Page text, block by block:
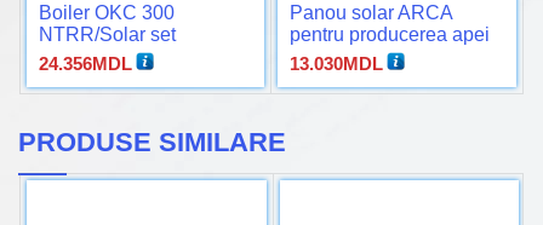
Boiler OKC 300
NTRR/Solar set
24.356MDL
Panou solar ARCA
pentru producerea apei
calde
13.030MDL
PRODUSE SIMILARE